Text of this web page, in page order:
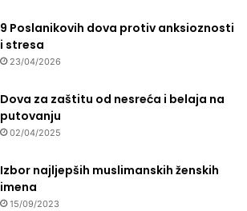
9 Poslanikovih dova protiv anksioznosti
i stresa
23/04/2026
Dova za zaštitu od nesreća i belaja na
putovanju
02/04/2025
Izbor najljepših muslimanskih ženskih
imena
15/09/2023